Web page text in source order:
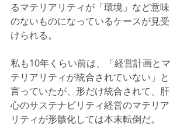
るマテリアリティが「環境」など意味
のないものになっているケースが見受
けられる。
私も10年くらい前は、「経営計画とマ
テリアリティが統合されていない」と
言っていたが、形だけ統合されて、肝
心のサステナビリティ経営のマテリア
リティが形骸化しては本末転倒だ。